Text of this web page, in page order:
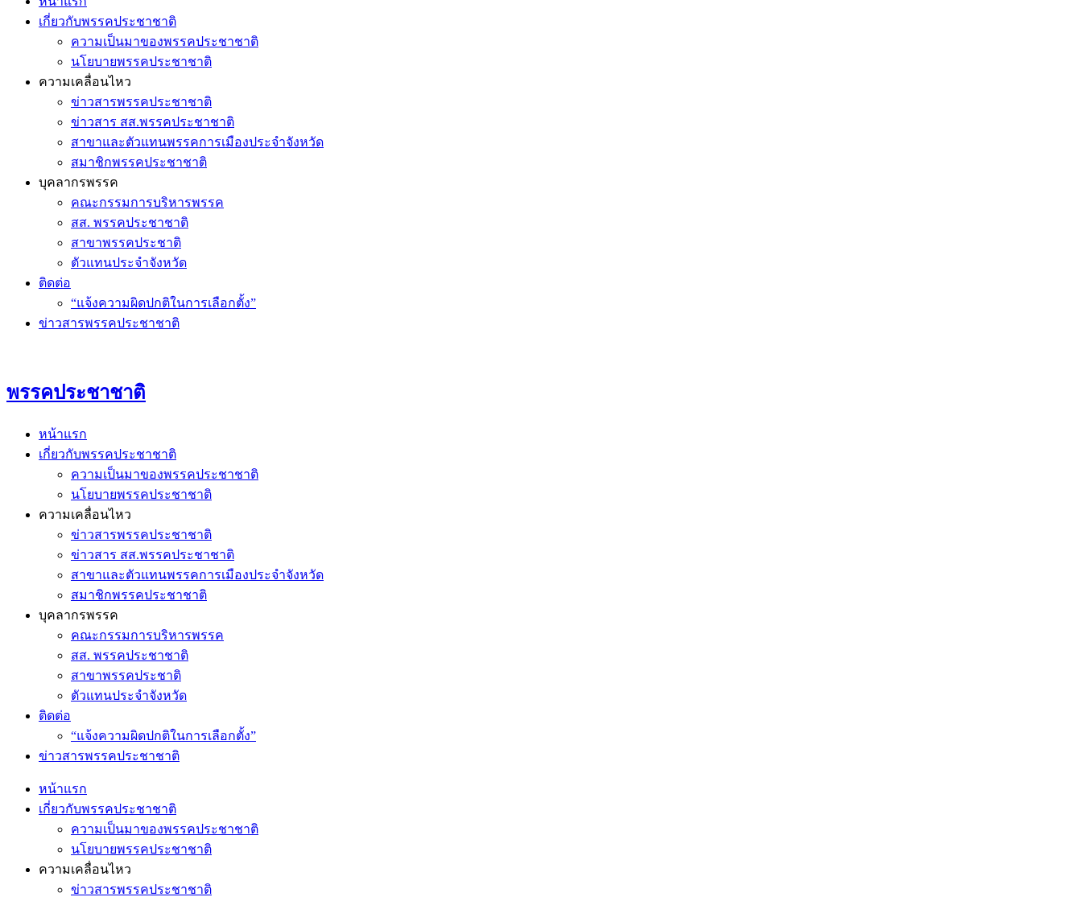
เกี่ยวกับพรรคประชาชาติ
ความเป็นมาของพรรคประชาชาติ
นโยบายพรรคประชาชาติ
ความเคลื่อนไหว
ข่าวสารพรรคประชาชาติ
ข่าวสาร สส.พรรคประชาชาติ
สาขาและตัวแทนพรรคการเมืองประจำจังหวัด
สมาชิกพรรคประชาชาติ
บุคลากรพรรค
คณะกรรมการบริหารพรรค
สส. พรรคประชาชาติ
สาขาพรรคประชาติ
ตัวแทนประจำจังหวัด
ติดต่อ
“แจ้งความผิดปกติในการเลือกตั้ง”
ข่าวสารพรรคประชาชาติ
พรรคประชาชาติ
หน้าแรก
เกี่ยวกับพรรคประชาชาติ
ความเป็นมาของพรรคประชาชาติ
นโยบายพรรคประชาชาติ
ความเคลื่อนไหว
ข่าวสารพรรคประชาชาติ
ข่าวสาร สส.พรรคประชาชาติ
สาขาและตัวแทนพรรคการเมืองประจำจังหวัด
สมาชิกพรรคประชาชาติ
บุคลากรพรรค
คณะกรรมการบริหารพรรค
สส. พรรคประชาชาติ
สาขาพรรคประชาติ
ตัวแทนประจำจังหวัด
ติดต่อ
“แจ้งความผิดปกติในการเลือกตั้ง”
ข่าวสารพรรคประชาชาติ
หน้าแรก
เกี่ยวกับพรรคประชาชาติ
ความเป็นมาของพรรคประชาชาติ
นโยบายพรรคประชาชาติ
ความเคลื่อนไหว
ข่าวสารพรรคประชาชาติ